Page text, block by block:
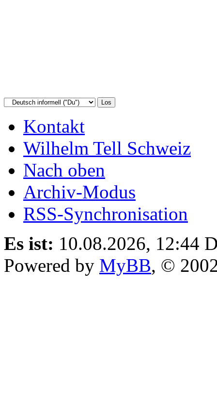
Kontakt
Wilhelm Tell Schweiz
Nach oben
Archiv-Modus
RSS-Synchronisation
Es ist: 10.08.2026, 12:44
Powered by MyBB, ©